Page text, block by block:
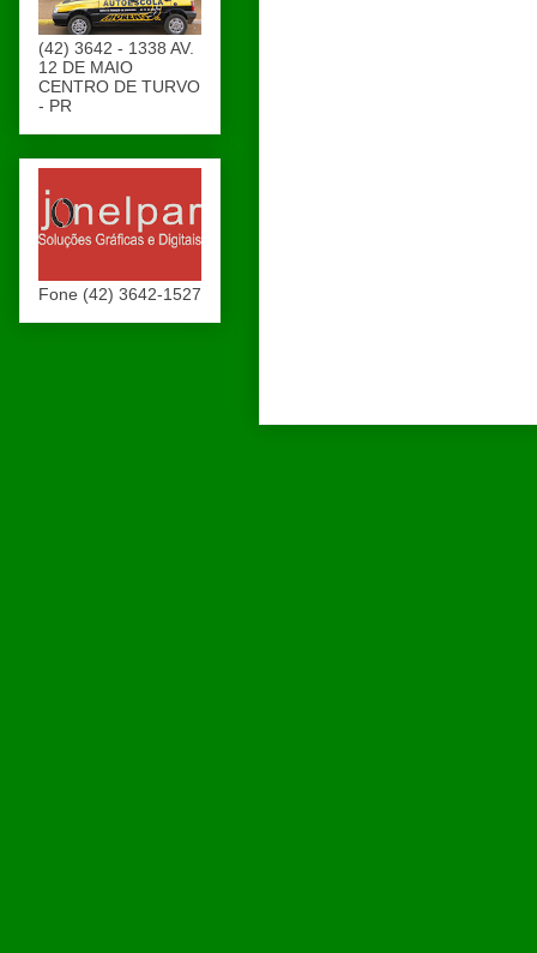
(42) 3642 - 1338 AV.
12 DE MAIO
CENTRO DE TURVO
- PR
Fone (42) 3642-1527